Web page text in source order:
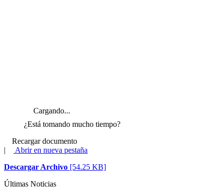
Cargando...
¿Está tomando mucho tiempo?
Recargar documento
|
Abrir en nueva pestaña
Descargar Archivo [54.25 KB]
Últimas Noticias